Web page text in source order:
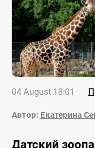
04 August 18:01
Автор: Екатерина
Датский